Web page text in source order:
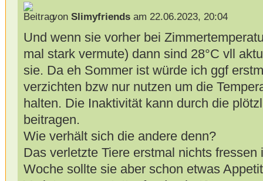
von Slimyfriendsam 22.06.2023, 20:04
Und wenn sie vorher bei
mal stark vermute) dann sind 28°C vll
sie. Da eh Sommer ist würde ich ggf
verzichten bzw nur nutzen um die
halten. Die Inaktivität kann durch die
beitragen.
Wie verhält sich die andere denn?
Das verletzte Tiere erstmal nichts
Woche sollte sie aber schon etwas